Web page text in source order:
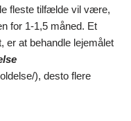
fleste tilfælde vil være,
for 1-1,5 måned. Et
er at behandle lejemålet
), desto flere